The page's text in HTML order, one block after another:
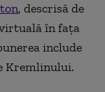
, descrisă de
în fața
include
Kremlinului.